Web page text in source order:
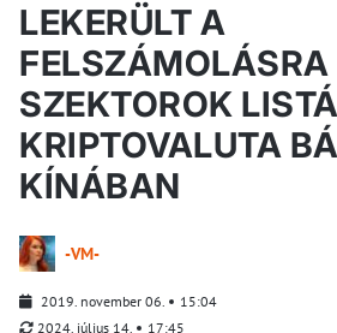
LEKERÜLT A
FELSZÁMOLÁSRA
SZEKTOROK
KRIPTOVALUTA
KÍNÁBAN
-VM-
2019. november 06.
15:04
2024. július 14.
17:45